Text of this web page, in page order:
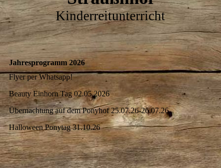
Kinderreitunterricht
Jahresprogramm 2026
Flyer per Whatsapp!
Beauty Einhorn Tag 02.05.2026
Übernachtung auf dem Ponyhof 25.07.26-26.07.26
Halloween Ponytag 31.10.26